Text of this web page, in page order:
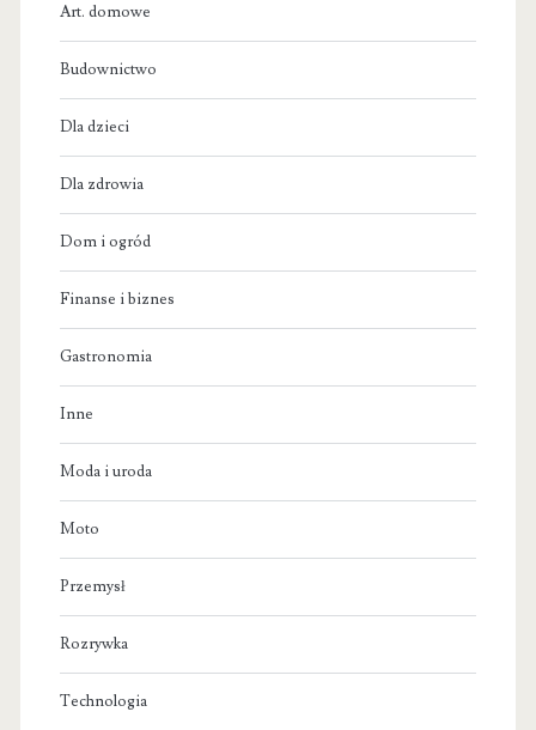
Art. domowe
Budownictwo
Dla dzieci
Dla zdrowia
Dom i ogród
Finanse i biznes
Gastronomia
Inne
Moda i uroda
Moto
Przemysł
Rozrywka
Technologia